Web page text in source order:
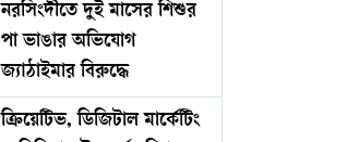
নরসিংদীতে দুই মাসের শিশুর
পা ভাঙার অভিযোগ
জ্যাঠাইমার বিরুদ্ধে
ক্রিয়েটিভ, ডিজিটাল মার্কেটিং